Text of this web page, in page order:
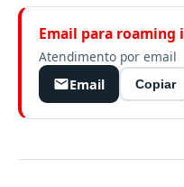
Email para roaming
Atendimento por email
Email
Copiar